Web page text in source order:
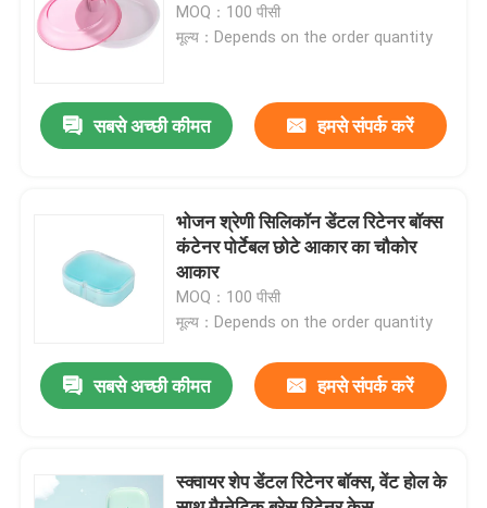
हमारे बारे में
गुणवत्ता नियंत्रण
एक उद्धरण का अनुरोध करें
डेंटल क्राउन बॉक्स
डेंटल डेंचर बॉक्स
MOQ：100 पीसी
मूल्य：Depends on the order quantity
सबसे अच्छी कीमत हमसे संपर्क करें
भोजन श्रेणी सिलिकॉन डेंटल रिटेनर बॉक्स
कंटेनर पोर्टेबल छोटे आकार का चौकोर
आकार
MOQ：100 पीसी
मूल्य：Depends on the order quantity
सबसे अच्छी कीमत हमसे संपर्क करें
स्क्वायर शेप डेंटल रिटेनर बॉक्स, वेंट होल के